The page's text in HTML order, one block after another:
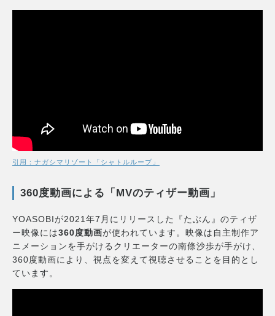
引用：ナガシマリゾート「シャトルループ」
360度動画による「MVのティザー動画」
YOASOBIが2021年7月にリリースした『たぶん』のティザ
ー映像には360度動画が使われています。映像は自主制作ア
ニメーションを手がけるクリエーターの南條沙歩が手がけ、
360度動画により、視点を変えて視聴させることを目的とし
ています。